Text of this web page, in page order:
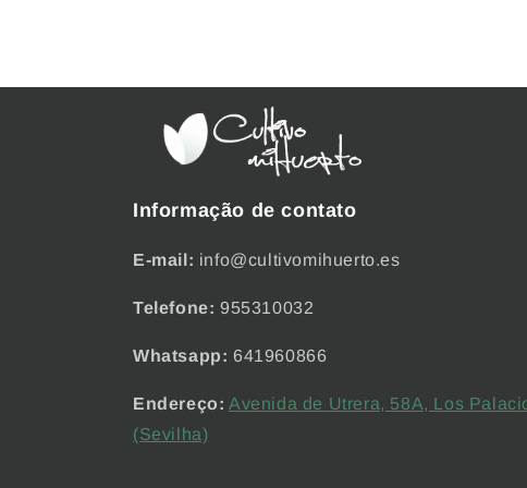
Informação de contato
E-mail: info@cultivomihuerto.es
Telefone: 955310032
Whatsapp: 641960866
Endereço: Avenida de Utrera, 58A, Los
(Sevilha)